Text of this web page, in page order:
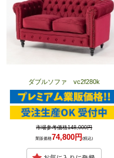
ダブルソファ vc2f280k
市場参考価格148,000円
業販価格74,800円(税込)